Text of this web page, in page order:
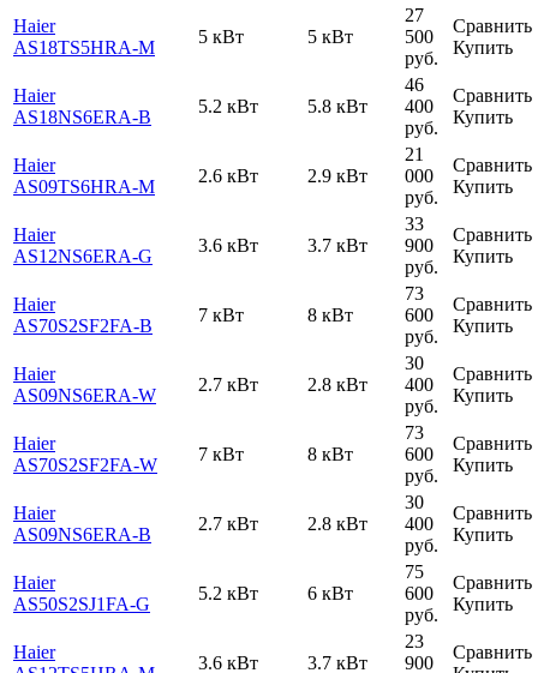
Haier
AS18TS5HRA-M
5 кВт 5 кВт
27
500
руб.
Сравнить
Купить
Haier
AS18NS6ERA-B
5.2 кВт 5.8 кВт
46
400
руб.
Сравнить
Купить
Haier
AS09TS6HRA-M
2.6 кВт 2.9 кВт
21
000
руб.
Сравнить
Купить
Haier
AS12NS6ERA-G
3.6 кВт 3.7 кВт
33
900
руб.
Сравнить
Купить
Haier
AS70S2SF2FA-B
7 кВт 8 кВт
73
600
руб.
Сравнить
Купить
Haier
AS09NS6ERA-W
2.7 кВт 2.8 кВт
30
400
руб.
Сравнить
Купить
Haier
AS70S2SF2FA-W
7 кВт 8 кВт
73
600
руб.
Сравнить
Купить
Haier
AS09NS6ERA-B
2.7 кВт 2.8 кВт
30
400
руб.
Сравнить
Купить
Haier
AS50S2SJ1FA-G
5.2 кВт 6 кВт
75
600
руб.
Сравнить
Купить
Haier
3.6 кВт 3.7 кВт
23
900
Сравнить